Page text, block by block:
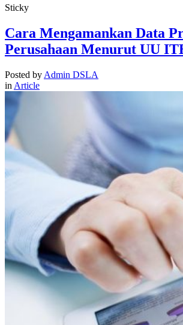
Sticky
Cara Mengamankan Data
Perusahaan Menurut UU
Posted by Admin DSLA
in Article